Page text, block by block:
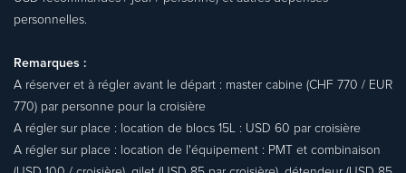
personnelles.
Remarques :
A réserver et à régler avant le départ : master cabine (CHF 770 / EUR
770) par personne pour la croisière
A régler sur place : location de blocs 15L : USD 60 par croisière
A régler sur place : location de l'équipement : PMT et combinaison